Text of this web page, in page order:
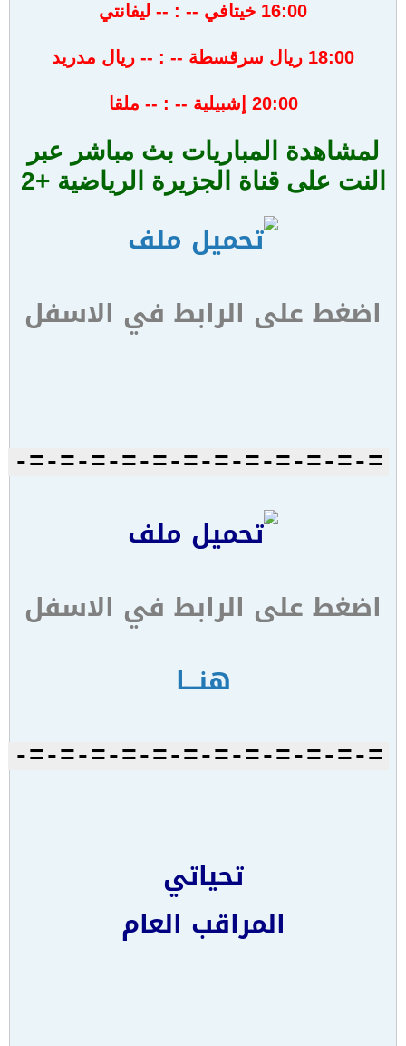
16:00 خيتافي -- : -- ليفانتي
18:00 ريال سرقسطة -- : -- ريال مدريد
20:00 إشبيلية -- : -- ملقا
لمشاهدة المباريات بث مباشر عبر
النت على قناة الجزيرة الرياضية +2
اضغط على الرابط في الاسفل
=-=-=-=-=-=-=-=-=-=-=-=-
اضغط على الرابط في الاسفل
هنـــا
=-=-=-=-=-=-=-=-=-=-=-=-
تحياتي
المراقب العام